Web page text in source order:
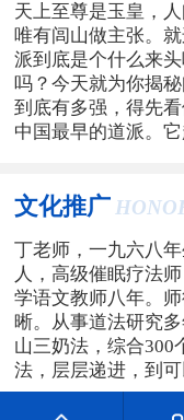
天上至尊是玉皇，
唯有闾山做主张。
派到底是个什么来
吗？今天就为你揭
到底有多强，得先
中国最早的道派。
文化推广
丁老师，一九六八
人，高级催眠疗法
学语文教师八年。
晰。从事道法研究
山三奶法，综合300
法，层层递进，到